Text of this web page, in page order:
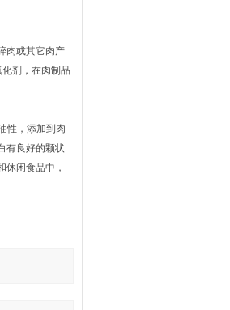
肉或其它肉产
剂，在肉制品
性，添加到肉
有良好的颗状
闲食品中，